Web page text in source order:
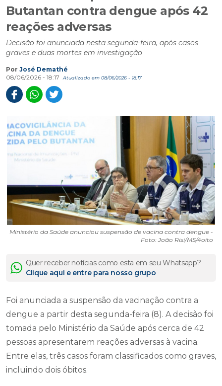
Butantan contra dengue após 42
reações adversas
Decisão foi anunciada nesta segunda-feira, após casos
graves e duas mortes em investigação
Por José Demathé
08/06/2026 - 18:17
Atualizado em 08/06/2026 - 18:17
Ministério da Saúde anunciou suspensão de vacina contra dengue -
Foto: João Risi/MS/4oito
Quer receber notícias como esta em seu Whatsapp?
Clique aqui e entre para nosso grupo
Foi anunciada a suspensão da vacinação contra a
dengue a partir desta segunda-feira (8). A decisão foi
tomada pelo Ministério da Saúde após cerca de 42
pessoas apresentarem reações adversas à vacina.
Entre elas, três casos foram classificados como graves,
incluindo dois óbitos.